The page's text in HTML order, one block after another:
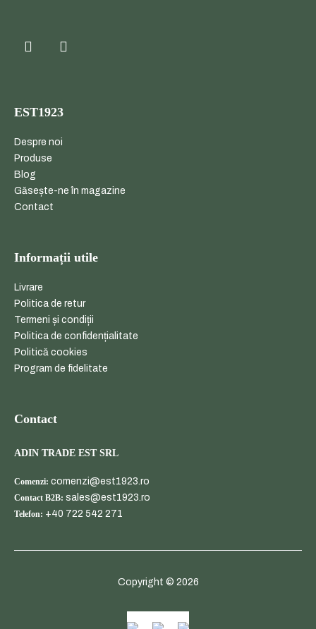
EST1923
Despre noi
Produse
Blog
Găsește-ne în magazine
Contact
Informații utile
Livrare
Politica de retur
Termeni și condiții
Politica de confidențialitate
Politică cookies
Program de fidelitate
Contact
ADIN TRADE EST SRL
Comenzi: comenzi@est1923.ro
Contact B2B: sales@est1923.ro
Telefon: +40 722 542 271
Copyright © 2026